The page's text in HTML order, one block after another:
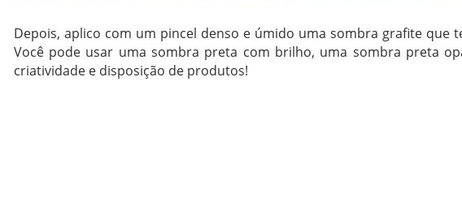
Depois, aplico com um pincel denso e úmido uma sombra grafite que
Você pode usar uma sombra preta com brilho, uma sombra preta
criatividade e disposição de produtos!